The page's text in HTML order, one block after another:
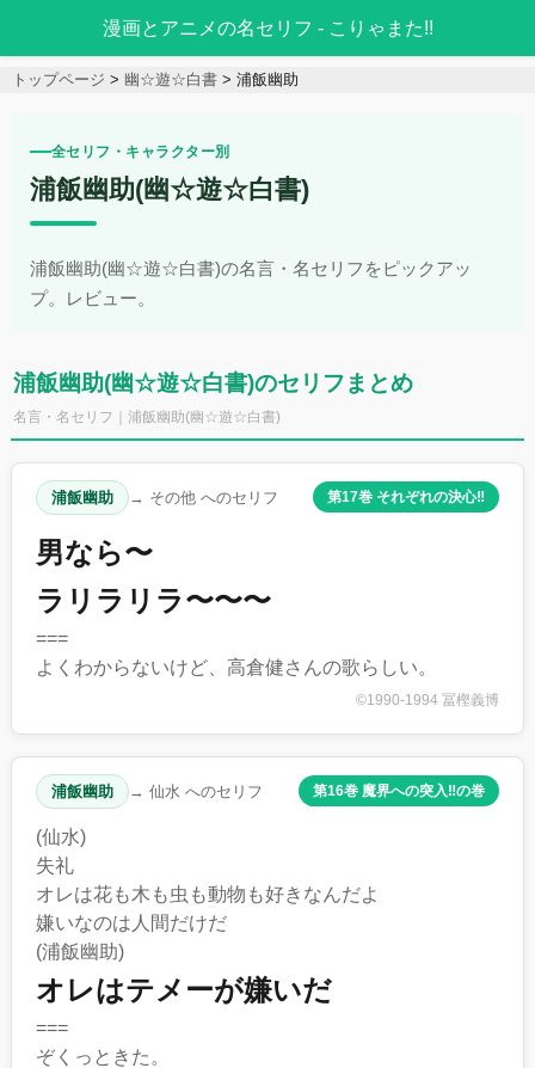
漫画とアニメの名セリフ - こりゃまた!!
トップページ 幽☆遊☆白書 浦飯幽助
全セリフ・キャラクター別
浦飯幽助(幽☆遊☆白書)
浦飯幽助(幽☆遊☆白書)の名言・名セリフをピックアッ
プ。レビュー。
浦飯幽助(幽☆遊☆白書)のセリフまとめ
名言・名セリフ｜浦飯幽助(幽☆遊☆白書)
浦飯幽助 → その他 へのセリフ 第17巻 それぞれの決心‼︎
男なら〜
ラリラリラ〜〜〜
===
よくわからないけど、高倉健さんの歌らしい。
©1990-1994 冨樫義博
浦飯幽助 → 仙水 へのセリフ 第16巻 魔界への突入‼︎の巻
(仙水)
失礼
オレは花も木も虫も動物も好きなんだよ
嫌いなのは人間だけだ
(浦飯幽助)
オレはテメーが嫌いだ
===
ぞくっときた。